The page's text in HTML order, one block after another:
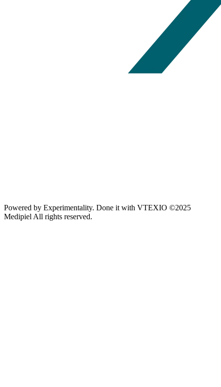
Powered by Experimentality. Done it with VTEXIO ©2025
MedipielAll rights reserved.